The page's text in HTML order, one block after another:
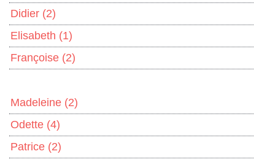
Didier (2)
Elisabeth (1)
Françoise (2)
Madeleine (2)
Odette (4)
Patrice (2)